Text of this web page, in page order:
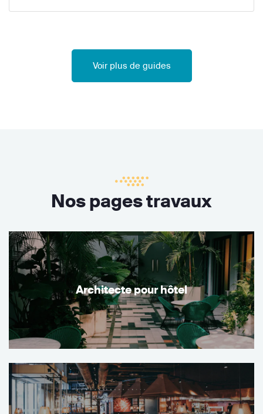
Voir plus de guides
Nos pages travaux
Architecte pour hôtel